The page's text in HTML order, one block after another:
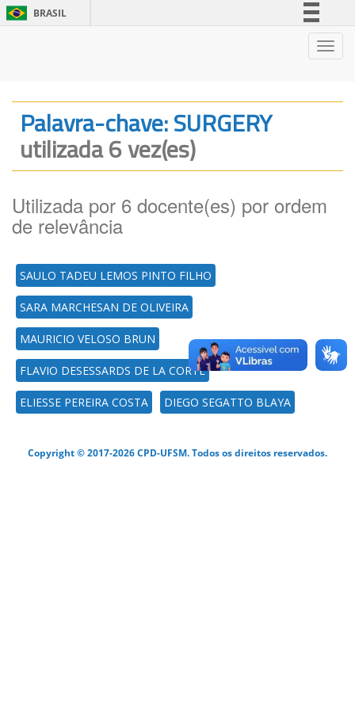
BRASIL
Legislação
Palavra-chave: SURGERY
utilizada 6 vez(es)
Utilizada por 6 docente(es) por ordem
de relevância
SAULO TADEU LEMOS PINTO FILHO
SARA MARCHESAN DE OLIVEIRA
MAURICIO VELOSO BRUN
FLAVIO DESESSARDS DE LA CORTE
ELIESSE PEREIRA COSTA DIEGO SEGATTO BLAYA
Copyright © 2017-2026 CPD-UFSM. Todos os direitos reservados.